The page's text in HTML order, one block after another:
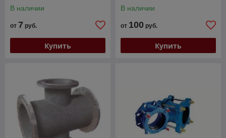
В наличии
от 7 руб.
Купить
В наличии
от 100 руб.
Купить